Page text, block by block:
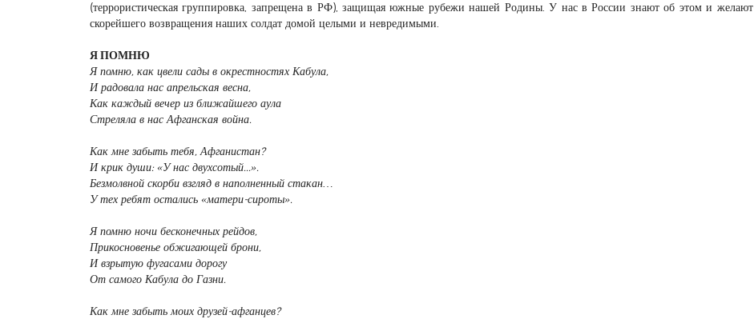
(террористическая группировка, запрещена в РФ), защищая южные рубежи нашей Родины. У нас в России знают об этом и желают
скорейшего возвращения наших солдат домой целыми и невредимыми.
Я ПОМНЮ
Я помню, как цвели сады в окрестностях Кабула,
И радовала нас апрельская весна,
Как каждый вечер из ближайшего аула
Стреляла в нас Афганская война.
Как мне забыть тебя, Афганистан?
И крик души: «У нас двухсотый...».
Безмолвной скорби взгляд в наполненный стакан…
У тех ребят остались «матери-сироты».
Я помню ночи бесконечных рейдов,
Прикосновенье обжигающей брони,
И взрытую фугасами дорогу
От самого Кабула до Газни.
Как мне забыть моих друзей-афганцев?